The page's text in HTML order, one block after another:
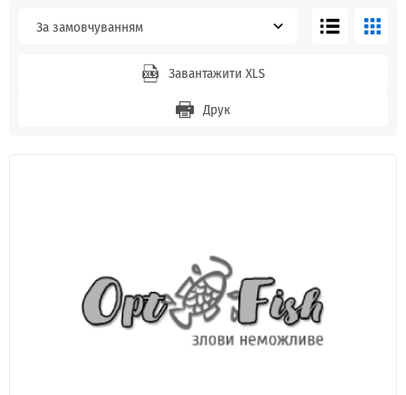
За замовчуванням
Завантажити XLS
Друк